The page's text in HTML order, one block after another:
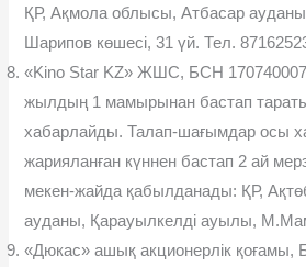
ҚР, Ақмола облысы, Атбасар
Шарипов көшесі, 31 үй. Тел.
«Kino Star KZ» ЖШС, БСН
жылдың 1 мамырынан бастап
хабарлайды. Талап-шағымдар осы
жарияланған күннен бастап 2 ай
мекен-жайда қабылданады: ҚР,
ауданы, Қарауылкелді ауылы,
«Дюкас» ашық акционерлік қоғамы,